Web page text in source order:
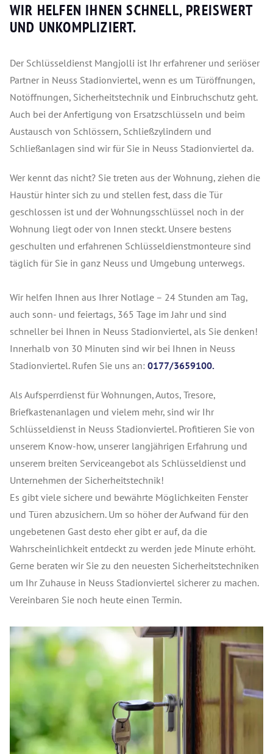
WIR HELFEN IHNEN SCHNELL, PREISWERT
UND UNKOMPLIZIERT.
Der Schlüsseldienst Mangjolli ist Ihr erfahrener und seriöser
Partner in Neuss Stadionviertel, wenn es um Türöffnungen,
Notöffnungen, Sicherheitstechnik und Einbruchschutz geht.
Auch bei der Anfertigung von Ersatzschlüsseln und beim
Austausch von Schlössern, Schließzylindern und
Schließanlagen sind wir für Sie in Neuss Stadionviertel da.
Wer kennt das nicht? Sie treten aus der Wohnung, ziehen die
Haustür hinter sich zu und stellen fest, dass die Tür
geschlossen ist und der Wohnungsschlüssel noch in der
Wohnung liegt oder von Innen steckt. Unsere bestens
geschulten und erfahrenen Schlüsseldienstmonteure sind
täglich für Sie in ganz Neuss und Umgebung unterwegs.
Wir helfen Ihnen aus Ihrer Notlage – 24 Stunden am Tag,
auch sonn- und feiertags, 365 Tage im Jahr und sind
schneller bei Ihnen in Neuss Stadionviertel, als Sie denken!
Innerhalb von 30 Minuten sind wir bei Ihnen in Neuss
Stadionviertel. Rufen Sie uns an: 0177/3659100.
Als Aufsperrdienst für Wohnungen, Autos, Tresore,
Briefkastenanlagen und vielem mehr, sind wir Ihr
Schlüsseldienst in Neuss Stadionviertel. Profitieren Sie von
unserem Know-how, unserer langjährigen Erfahrung und
unserem breiten Serviceangebot als Schlüsseldienst und
Unternehmen der Sicherheitstechnik!
Es gibt viele sichere und bewährte Möglichkeiten Fenster
und Türen abzusichern. Um so höher der Aufwand für den
ungebetenen Gast desto eher gibt er auf, da die
Wahrscheinlichkeit entdeckt zu werden jede Minute erhöht.
Gerne beraten wir Sie zu den neuesten Sicherheitstechniken
um Ihr Zuhause in Neuss Stadionviertel sicherer zu machen.
Vereinbaren Sie noch heute einen Termin.